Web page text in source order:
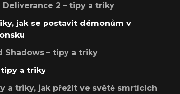
Deliverance 2 – tipy a triky
jak se postavit démonům v
Shadows – tipy a triky
tipy a triky
a triky, jak přežít ve světě smrtících